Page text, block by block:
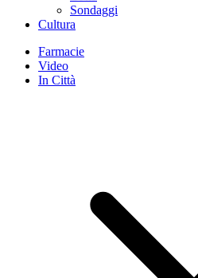
Sondaggi
Cultura
Farmacie
Video
In Città